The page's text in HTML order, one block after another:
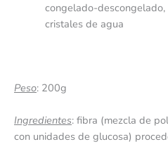
congelado-
cristales de agua
Peso: 200g
Ingredientes: fibra (mezcla de
con unidades de glucosa)